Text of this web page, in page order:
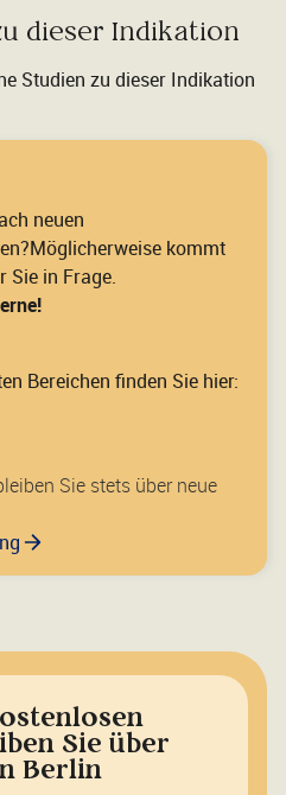
dieser Indikation
Studien zu dieser Indikation
neuen
kommt
Sie in Frage.
Bereichen finden Sie hier:
Sie stets über neue
Sie über
Berlin